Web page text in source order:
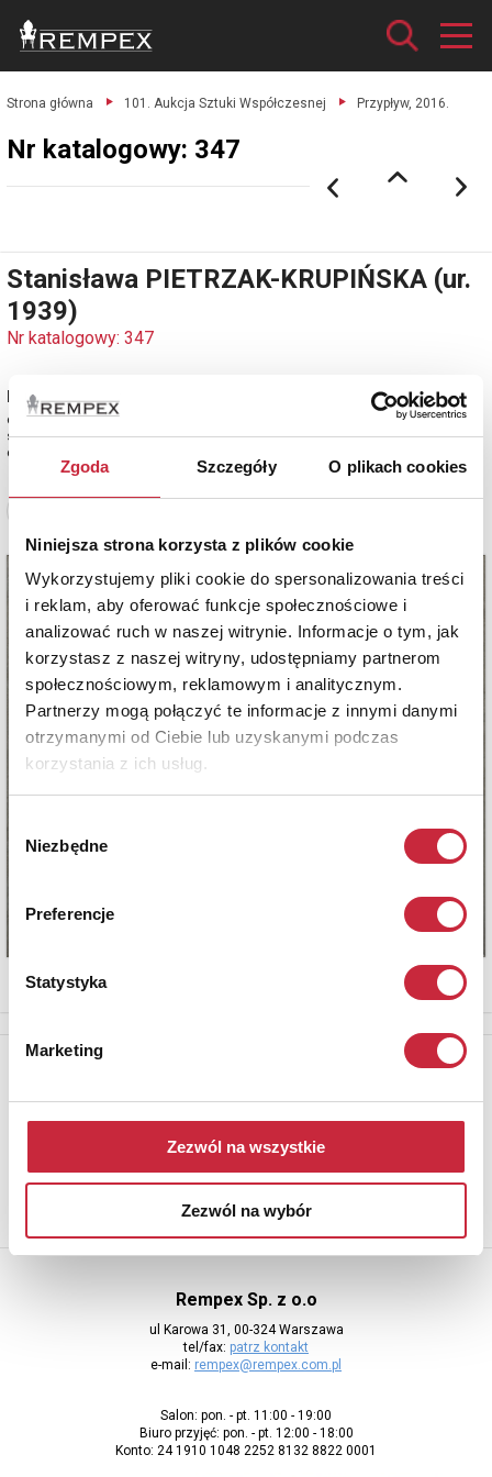
Zgoda Szczegóły O plikach cookies
Niniejsza strona korzysta z plików cookie
Wykorzystujemy pliki cookie do spersonalizowania treści
i reklam, aby oferować funkcje społecznościowe i
analizować ruch w naszej witrynie. Informacje o tym, jak
korzystasz z naszej witryny, udostępniamy partnerom
społecznościowym, reklamowym i analitycznym.
Partnerzy mogą połączyć te informacje z innymi danymi
otrzymanymi od Ciebie lub uzyskanymi podczas
korzystania z ich usług.
zgody
Niezbędne
Preferencje
Statystyka
Marketing
Zezwól na wszystkie
Zezwól na wybór
Strona główna 101. Aukcja Sztuki Współczesnej Przypływ, 2016.
Nr katalogowy: 347
Stanisława PIETRZAK-KRUPIŃSKA (ur.
1939)
Nr katalogowy: 347
Przypływ, 2016
olej, płyta; 23 x 29 cm (w świetle passe-partout);
sygn. i dat. l. g.: SPK/2016 (inicjał wiązany w prostokącie);
estymacja: 3 500 - 4 000 zł
Aby otrzymywać informacje o nowych aukcjach, prosimy podać
adres e-mail
Rempex Sp. z o.o
ul Karowa 31, 00-324 Warszawa
tel/fax: patrz kontakt
e-mail: rempex@rempex.com.pl
Salon: pon. - pt. 11:00 - 19:00
Biuro przyjęć: pon. - pt. 12:00 - 18:00
Konto: 24 1910 1048 2252 8132 8822 0001